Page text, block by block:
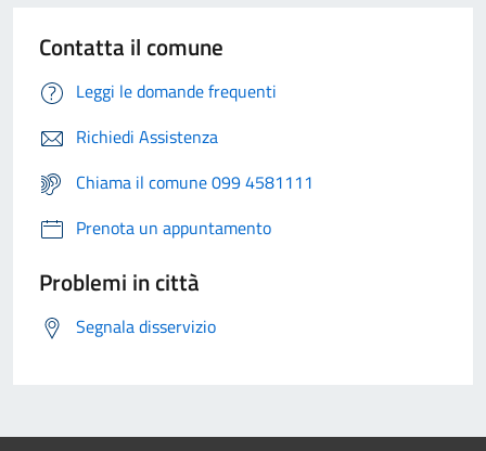
Contatta il comune
Leggi le domande frequenti
Richiedi Assistenza
Chiama il comune 099 4581111
Prenota un appuntamento
Problemi in città
Segnala disservizio